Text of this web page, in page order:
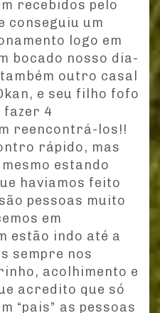
recebidos pelo
conseguiu um
logo em
bocado nosso dia-
outro casal
e seu filho fofo
fazer 4
reencontrá-los!!
rápido, mas
estando
haviamos feito
pessoas muito
em
estão indo até a
sempre nos
acolhimento e
acredito que só
“pais” as pessoas